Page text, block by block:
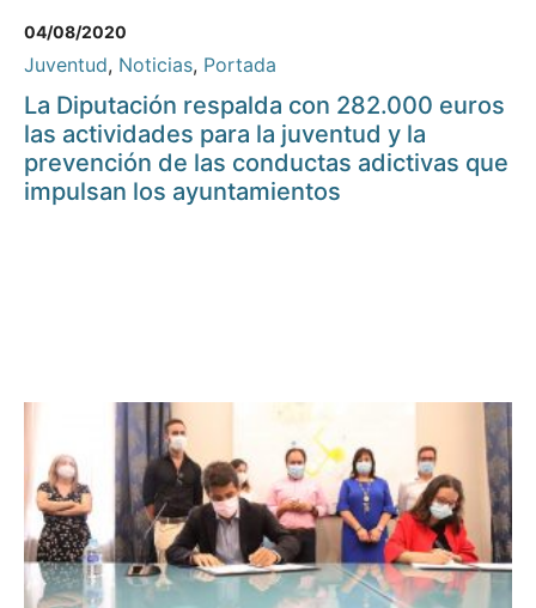
04/08/2020
Juventud, Noticias, Portada
La Diputación respalda con 282.000 euros
las actividades para la juventud y la
prevención de las conductas adictivas que
impulsan los ayuntamientos